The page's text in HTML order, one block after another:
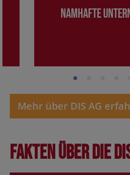
Namhafte
Mehr über DIS AG
Fakten über die